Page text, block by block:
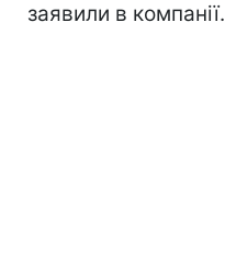
заявили в компанії.